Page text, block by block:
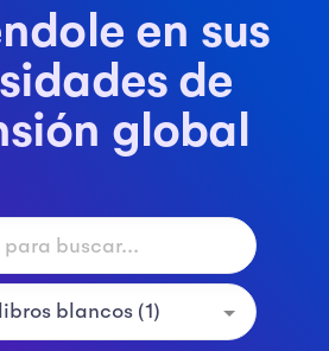
en sus
de
global